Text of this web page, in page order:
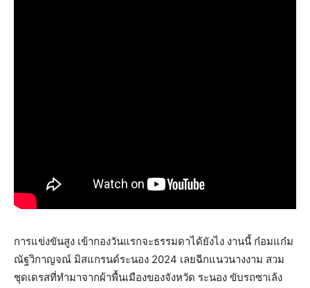
การแข่งขันสูง เข้ากองวันแรกจะธรรมดาได้ยังไง งานนี้ ก๋อมแก๋ม
ณัฐวิกาญจณ์ มิสแกรนด์ระนอง 2024 เลยฉีกแนวนางงาม สวม
ชุดเดรสที่ทำมาจากผ้าพื้นเมืองของจังหวัด ระนอง ขับรถซาเล้ง